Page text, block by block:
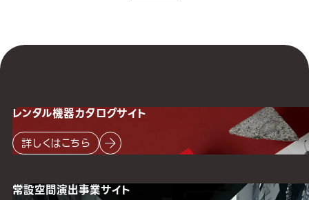
レンタル機器カタログサイト
詳しくはこちら
常設空間演出事業サイト